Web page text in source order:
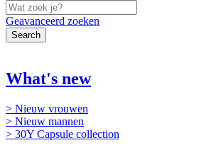
Geavanceerd zoeken
Search
What's new
> Nieuw vrouwen
> Nieuw mannen
> 30Y Capsule collection